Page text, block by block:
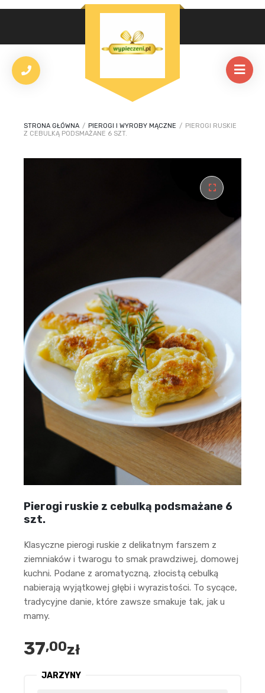
STRONA GŁÓWNA / PIEROGI I WYROBY MĄCZNE / PIEROGI RUSKIE
Z CEBULKĄ PODSMAŻANE 6 SZT.
Pierogi ruskie z cebulką podsmażane 6
szt.
Klasyczne pierogi ruskie z delikatnym farszem z
ziemniaków i twarogu to smak prawdziwej, domowej
kuchni. Podane z aromatyczną, złocistą cebulką
nabierają wyjątkowej głębi i wyrazistości. To sycące,
tradycyjne danie, które zawsze smakuje tak, jak u
mamy.
37,00zł
JARZYNY